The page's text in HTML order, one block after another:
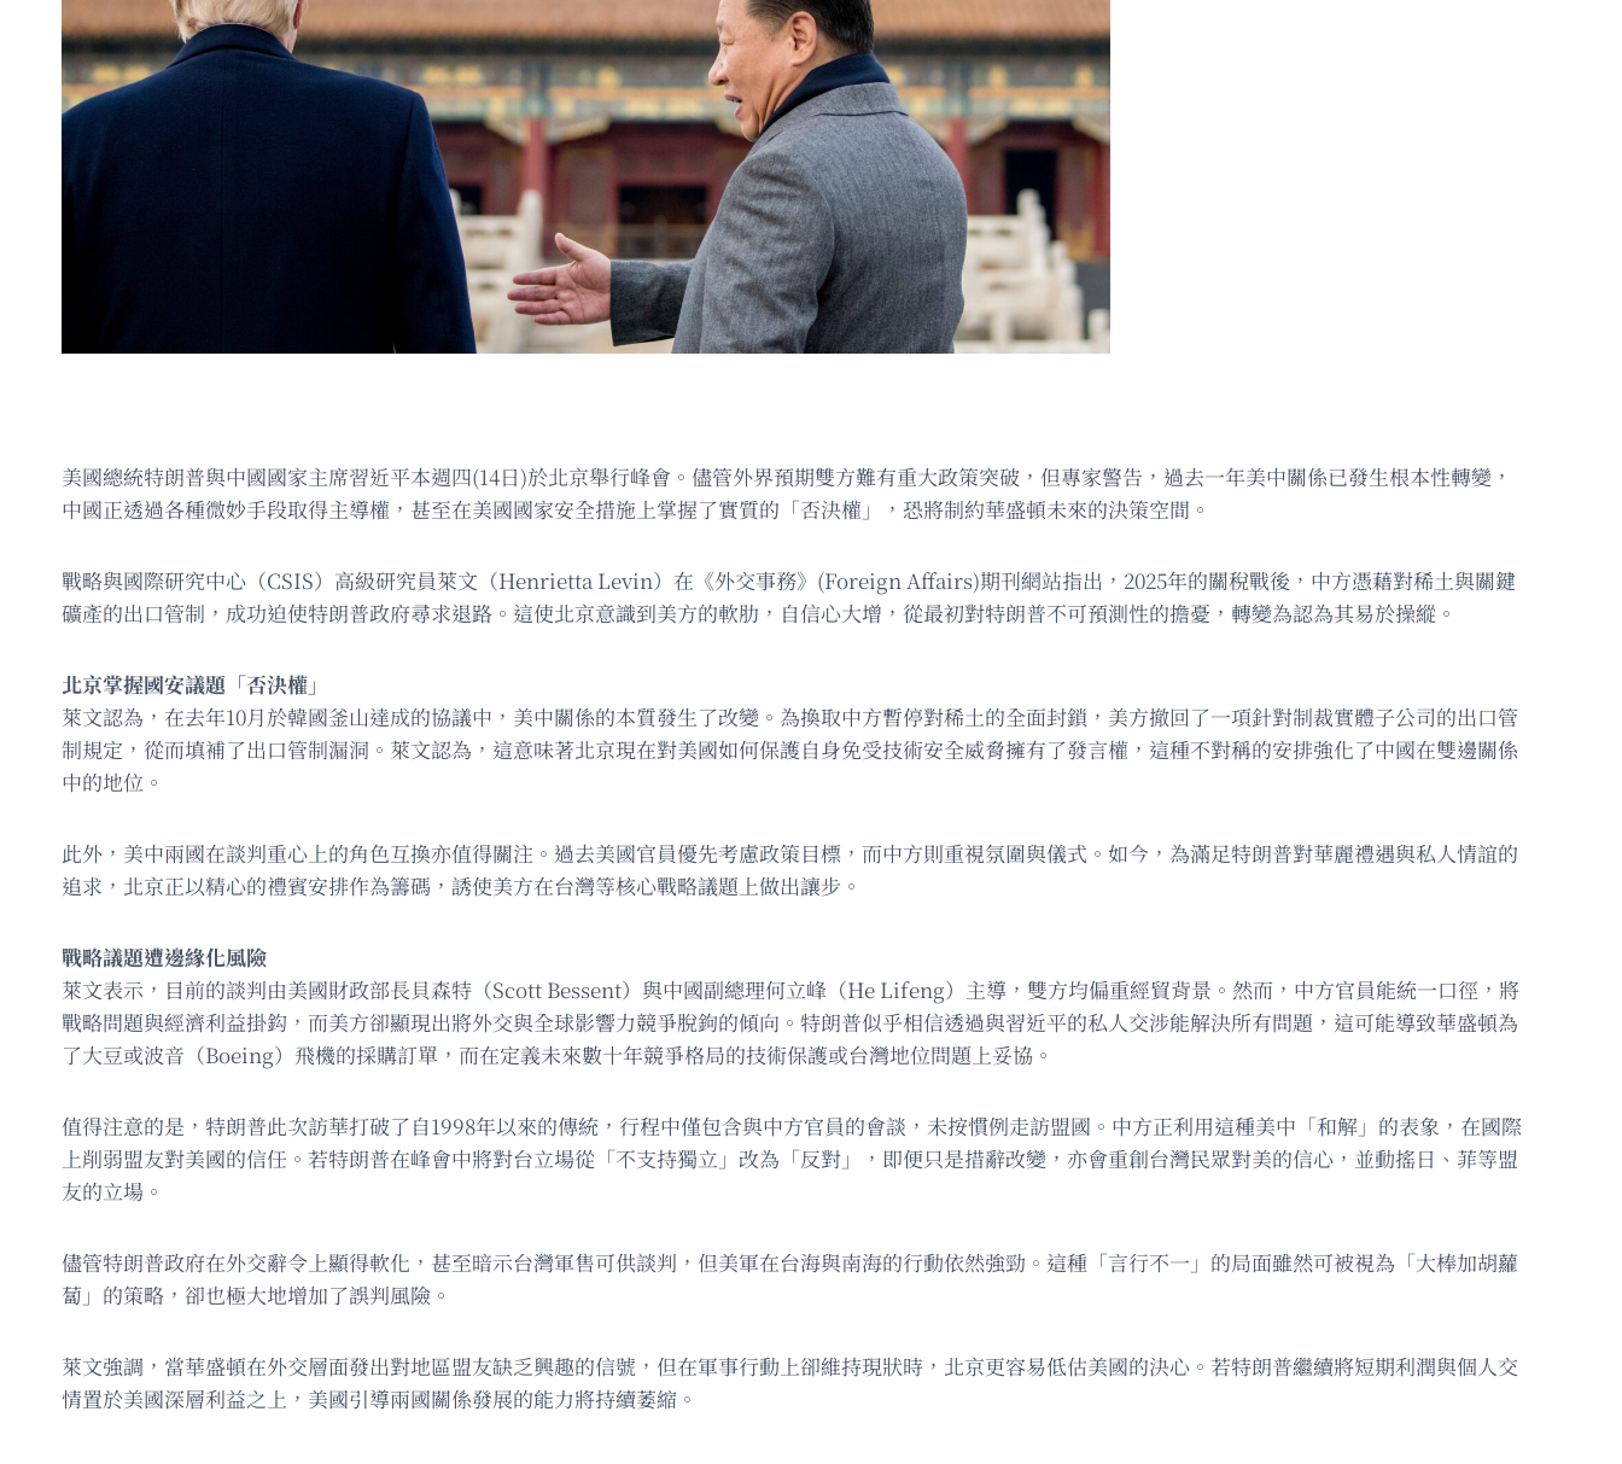
美國總統特朗普與中國國家主席習近平本週四(14日)於北京舉行峰會。儘管外界預期雙方難有重大政策突破，但專家警告，過去一年美中關係已發生根本性轉變，
中國正透過各種微妙手段取得主導權，甚至在美國國家安全措施上掌握了實質的「否決權」，恐將制約華盛頓未來的決策空間。
戰略與國際研究中心（CSIS）高級研究員萊文（Henrietta Levin）在《外交事務》(Foreign Affairs)期刊網站指出，2025年的關稅戰後，中方憑藉對稀土與關鍵
礦產的出口管制，成功迫使特朗普政府尋求退路。這使北京意識到美方的軟肋，自信心大增，從最初對特朗普不可預測性的擔憂，轉變為認為其易於操縱。
北京掌握國安議題「否決權」
萊文認為，在去年10月於韓國釜山達成的協議中，美中關係的本質發生了改變。為換取中方暫停對稀土的全面封鎖，美方撤回了一項針對制裁實體子公司的出口管
制規定，從而填補了出口管制漏洞。萊文認為，這意味著北京現在對美國如何保護自身免受技術安全威脅擁有了發言權，這種不對稱的安排強化了中國在雙邊關係
中的地位。
此外，美中兩國在談判重心上的角色互換亦值得關注。過去美國官員優先考慮政策目標，而中方則重視氛圍與儀式。如今，為滿足特朗普對華麗禮遇與私人情誼的
追求，北京正以精心的禮賓安排作為籌碼，誘使美方在台灣等核心戰略議題上做出讓步。
戰略議題遭邊緣化風險
萊文表示，目前的談判由美國財政部長貝森特（Scott Bessent）與中國副總理何立峰（He Lifeng）主導，雙方均偏重經貿背景。然而，中方官員能統一口徑，將
戰略問題與經濟利益掛鈎，而美方卻顯現出將外交與全球影響力競爭脫鉤的傾向。特朗普似乎相信透過與習近平的私人交涉能解決所有問題，這可能導致華盛頓為
了大豆或波音（Boeing）飛機的採購訂單，而在定義未來數十年競爭格局的技術保護或台灣地位問題上妥協。
值得注意的是，特朗普此次訪華打破了自1998年以來的傳統，行程中僅包含與中方官員的會談，未按慣例走訪盟國。中方正利用這種美中「和解」的表象，在國際
上削弱盟友對美國的信任。若特朗普在峰會中將對台立場從「不支持獨立」改為「反對」，即便只是措辭改變，亦會重創台灣民眾對美的信心，並動搖日、菲等盟
友的立場。
儘管特朗普政府在外交辭令上顯得軟化，甚至暗示台灣軍售可供談判，但美軍在台海與南海的行動依然強勁。這種「言行不一」的局面雖然可被視為「大棒加胡蘿
蔔」的策略，卻也極大地增加了誤判風險。
萊文強調，當華盛頓在外交層面發出對地區盟友缺乏興趣的信號，但在軍事行動上卻維持現狀時，北京更容易低估美國的決心。若特朗普繼續將短期利潤與個人交
情置於美國深層利益之上，美國引導兩國關係發展的能力將持續萎縮。